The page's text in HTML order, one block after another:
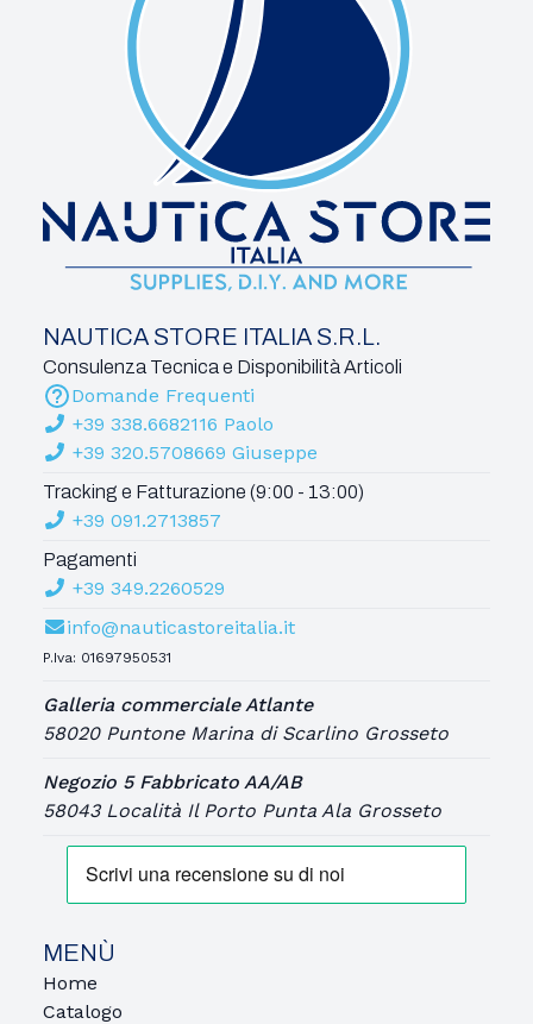
NAUTICA STORE ITALIA S.R.L.
Consulenza Tecnica e Disponibilità Articoli
Domande Frequenti
+39 338.6682116 Paolo
+39 320.5708669 Giuseppe
Tracking e Fatturazione (9:00 - 13:00)
+39 091.2713857
Pagamenti
+39 349.2260529
info@nauticastoreitalia.it
P.Iva: 01697950531
Galleria commerciale Atlante
58020 Puntone Marina di Scarlino Grosseto
Negozio 5 Fabbricato AA/AB
58043 Località Il Porto Punta Ala Grosseto
MENÙ
Home
Catalogo